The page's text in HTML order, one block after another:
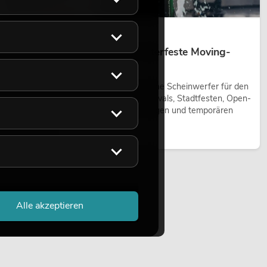
Outdoor Moving-Heads: Wetterfeste Moving-
Outdoor Moving-Heads sind bewegliche Scheinwerfer für den
Einsatz im Freien. Sie werden bei Festivals, Stadtfesten, Open-
Air-Konzerten, Architekturinszenierungen und temporären
Jetzt lesen
Alle akzeptieren